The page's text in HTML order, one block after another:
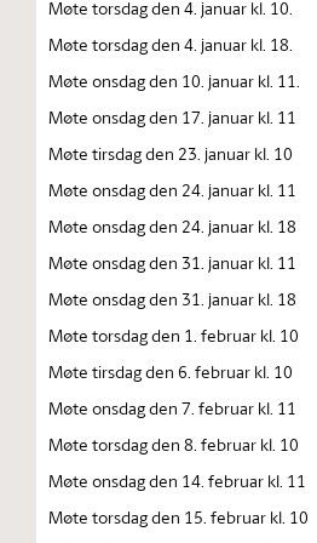
Møte torsdag den 4. januar kl. 10.
Møte torsdag den 4. januar kl. 18.
Møte onsdag den 10. januar kl. 11.
Møte onsdag den 17. januar kl. 11
Møte tirsdag den 23. januar kl. 10
Møte onsdag den 24. januar kl. 11
Møte onsdag den 24. januar kl. 18
Møte onsdag den 31. januar kl. 11
Møte onsdag den 31. januar kl. 18
Møte torsdag den 1. februar kl. 10
Møte tirsdag den 6. februar kl. 10
Møte onsdag den 7. februar kl. 11
Møte torsdag den 8. februar kl. 10
Møte onsdag den 14. februar kl. 11
Møte torsdag den 15. februar kl. 10